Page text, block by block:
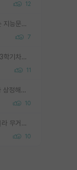
12
교수가 아무리 방치해도 물박사는 지능문제고 본인 의지 문제임. 만물 교수탓 하는 애들이 이상한거임.
7
가지마라. 신생랩이고 내가 석사 3학기차인데 최고참인데 나도 아무것도 모르는데 교수가 후배들 왜 논문 교육 안시키냐. 논문 왜 안 써오냐 닦달한다
11
ML 대부분이 골드 스탠다드 하나 상정해놓고 (벤치마크 데이터셋이 여러 개면 여러 개 상정) 그거 얼마나 잘 맞추나 싸움임 가끔 번뜩이는 설계 철학을 보여주는 논문들도 있지만 대부분 그거 성적 얼마나 더 올리느라에 혈안이 되어 있는 측면이 잇음
10
신생랩 1기 출신인데 신생랩은 줠라 무거운 바벨 같은거임. 들면 대박인데 못들면 깔려 죽음. 아무도 알려주지 않는 환경에서 자생해야하지만, 일단 살아남았다면 그 어떤 사람보다 악착같고 생존력 높은 사람으로 거듭날 수 있음
10